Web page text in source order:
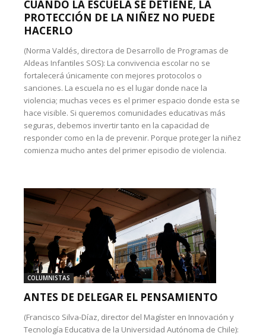
CUANDO LA ESCUELA SE DETIENE, LA
PROTECCIÓN DE LA NIÑEZ NO PUEDE
HACERLO
(Norma Valdés, directora de Desarrollo de Programas de
Aldeas Infantiles SOS): La convivencia escolar no se
fortalecerá únicamente con mejores protocolos o
sanciones. La escuela no es el lugar donde nace la
violencia; muchas veces es el primer espacio donde esta se
hace visible. Si queremos comunidades educativas más
seguras, debemos invertir tanto en la capacidad de
responder como en la de prevenir. Porque proteger la niñez
comienza mucho antes del primer episodio de violencia.
COLUMNISTAS
ANTES DE DELEGAR EL PENSAMIENTO
(Francisco Silva-Díaz, director del Magíster en Innovación y
Tecnología Educativa de la Universidad Autónoma de Chile):